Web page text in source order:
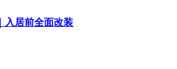
入居前全面改装